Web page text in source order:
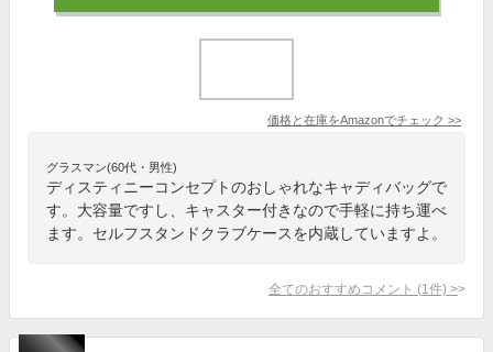
価格と在庫をAmazonでチェック >>
グラスマン(60代・男性)
ディスティニーコンセプトのおしゃれなキャディバッグで
す。大容量ですし、キャスター付きなので手軽に持ち運べ
ます。セルフスタンドクラブケースを内蔵していますよ。
全てのおすすめコメント (1 件) >